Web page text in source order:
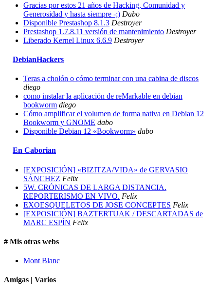
Gracias por estos 21 años de Hacking, Comunidad y
Generosidad y hasta siempre -;) Dabo
Disponible Prestashop 8.1.3 Destroyer
Prestashop 1.7.8.11 versión de mantenimiento Destroyer
Liberado Kernel Linux 6.6.9 Destroyer
DebianHackers
Teras a cholón o cómo terminar con una cabina de discos
diego
como instalar la aplicación de reMarkable en debian
bookworm diego
Cómo amplificar el volumen de forma nativa en Debian 12
Bookworm y GNOME dabo
Disponible Debian 12 «Bookworm» dabo
En Caborian
[EXPOSICIÓN] «BIZITZA/VIDA» de GERVASIO
SÁNCHEZ Felix
5W. CRÓNICAS DE LARGA DISTANCIA.
REPORTERISMO EN VIVO. Felix
EXOESQUELETOS DE JOSE CONCEPTES Felix
[EXPOSICIÓN] BAZTERTUAK / DESCARTADAS de
MARC ESPÍN Felix
# Mis otras webs
Mont Blanc
Amigas | Varios